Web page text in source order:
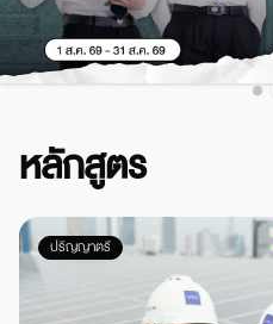
หลักสูตร
ปริญญาตรี